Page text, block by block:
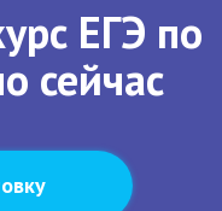
ЕГЭ по
сейчас